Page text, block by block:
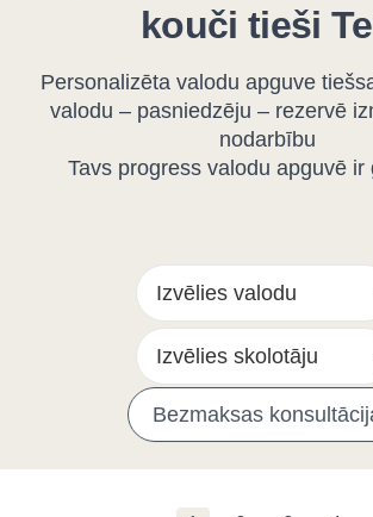
kouči tieši
Personalizēta valodu apguve
valodu – pasniedzēju – rezervē
nodarbību
Tavs progress valodu apguvē ir
Bezmaksas